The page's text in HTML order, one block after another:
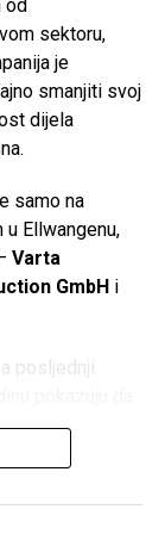
od
sektoru,
je
smanjiti svoj
dijela
samo na
Ellwangenu,
Varta
GmbHi
, a posljednji
, ali i gubitak